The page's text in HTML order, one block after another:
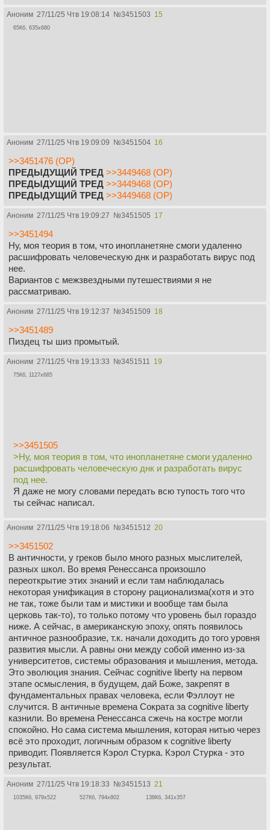
Аноним 27/11/25 Чтв 19:08:14 №3451503 15
65Кб, 635x680
Аноним 27/11/25 Чтв 19:09:09 №3451504 16
>>3451476 (OP)
ПРЕДЫДУЩИЙ ТРЕД >>3449468 (OP)
ПРЕДЫДУЩИЙ ТРЕД >>3449468 (OP)
ПРЕДЫДУЩИЙ ТРЕД >>3449468 (OP)
Аноним 27/11/25 Чтв 19:09:27 №3451505 17
>>3451494
Ну, моя теория в том, что инопланетяне смоги удаленно
расшифровать человеческую днк и разработать вирус под
нее.
Вариантов с межзвездными путешествиями я не
рассматриваю.
Аноним 27/11/25 Чтв 19:12:37 №3451509 18
>>3451489
Пиздец ты шиз промытый.
Аноним 27/11/25 Чтв 19:13:33 №3451511 19
75Кб, 1127x685
>>3451505
>Ну, моя теория в том, что инопланетяне смоги удаленно
расшифровать человеческую днк и разработать вирус
под нее.
Я даже не могу словами передать всю тупость того что
ты сейчас написал.
Аноним 27/11/25 Чтв 19:18:06 №3451512 20
>>3451502
В античности, у греков было много разных мыслителей,
разных школ. Во время Ренессанса произошло
переоткрытие этих знаний и если там наблюдалась
некоторая унификация в сторону рационализма(хотя и это
не так, тоже были там и мистики и вообще там была
церковь так-то), то только потому что уровень был гораздо
ниже. А сейчас, в американскую эпоху, опять появилось
античное разнообразие, т.к. начали доходить до того уровня
развития мысли. А равны они между собой именно из-за
университетов, системы образования и мышления, метода.
Это эволюция знания. Сейчас cognitive liberty на первом
этапе осмысления, в будущем, дай Боже, закрепят в
фундаментальных правах человека, если Фэллоут не
случится. В античные времена Сократа за cognitive liberty
казнили. Во времена Ренессанса сжечь на костре могли
спокойно. Но сама система мышления, которая нитью через
всё это проходит, логичным образом к cognitive liberty
приводит. Появляется Кэрол Стурка. Кэрол Стурка - это
результат.
Аноним 27/11/25 Чтв 19:18:33 №3451513 21
1035Кб, 979x522 527Кб, 794x802 138Кб, 341x357